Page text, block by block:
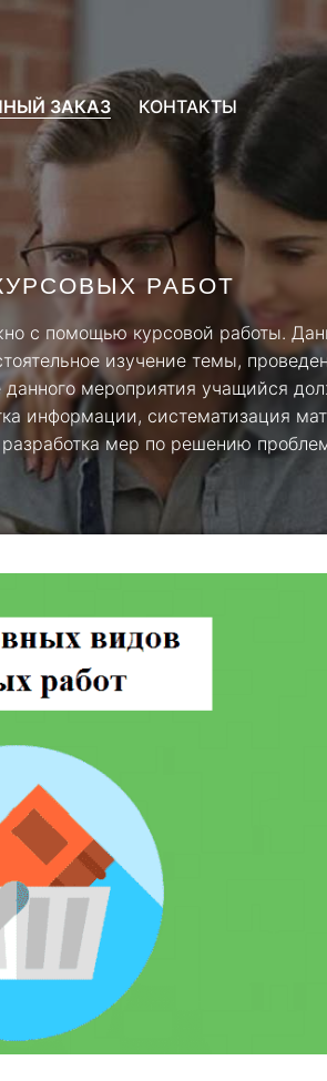
ЗАКАЗ КОНТАКТЫ
РАБОТ
с помощью курсовой работы.
изучение темы,
данного мероприятия учащийся
информации, систематизация
разработка мер по решению